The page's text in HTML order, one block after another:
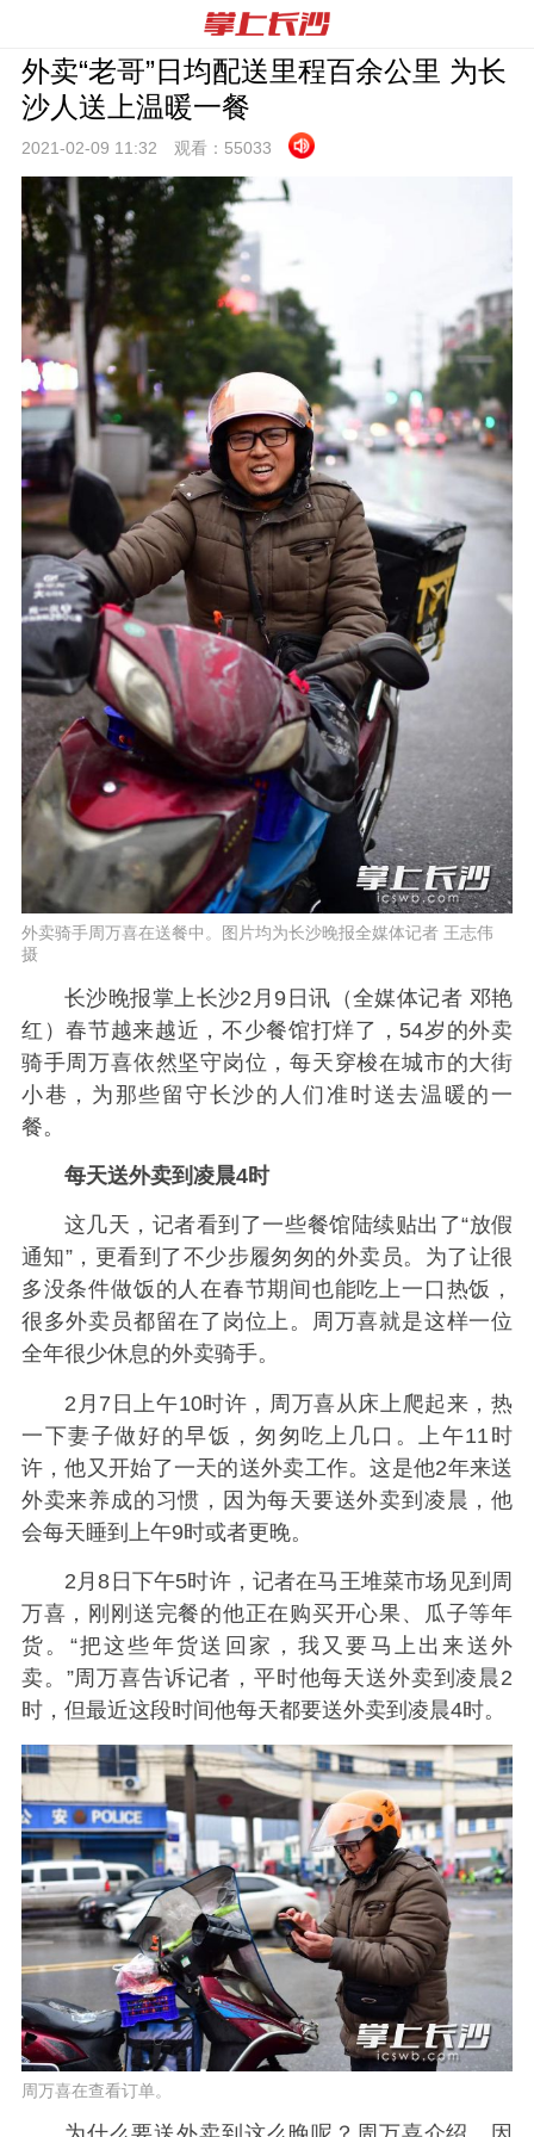
外卖“老哥”日均配送里程百余公里 为长
沙人送上温暖一餐
2021-02-09 11:32 观看： 55033
外卖骑手周万喜在送餐中。图片均为长沙晚报全媒体记者 王志伟
摄
长沙晚报掌上长沙2月9日讯（全媒体记者 邓艳
红）春节越来越近，不少餐馆打烊了，54岁的外卖
骑手周万喜依然坚守岗位，每天穿梭在城市的大街
小巷，为那些留守长沙的人们准时送去温暖的一
餐。
每天送外卖到凌晨4时
这几天，记者看到了一些餐馆陆续贴出了“放假
通知”，更看到了不少步履匆匆的外卖员。为了让很
多没条件做饭的人在春节期间也能吃上一口热饭，
很多外卖员都留在了岗位上。周万喜就是这样一位
全年很少休息的外卖骑手。
2月7日上午10时许，周万喜从床上爬起来，热
一下妻子做好的早饭，匆匆吃上几口。上午11时
许，他又开始了一天的送外卖工作。这是他2年来送
外卖来养成的习惯，因为每天要送外卖到凌晨，他
会每天睡到上午9时或者更晚。
2月8日下午5时许，记者在马王堆菜市场见到周
万喜，刚刚送完餐的他正在购买开心果、瓜子等年
货。“把这些年货送回家，我又要马上出来送外
卖。”周万喜告诉记者，平时他每天送外卖到凌晨2
时，但最近这段时间他每天都要送外卖到凌晨4时。
周万喜在查看订单。